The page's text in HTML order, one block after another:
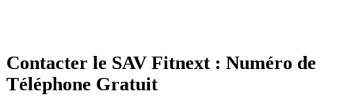
Contacter le SAV Fitnext : Numéro de
Téléphone Gratuit